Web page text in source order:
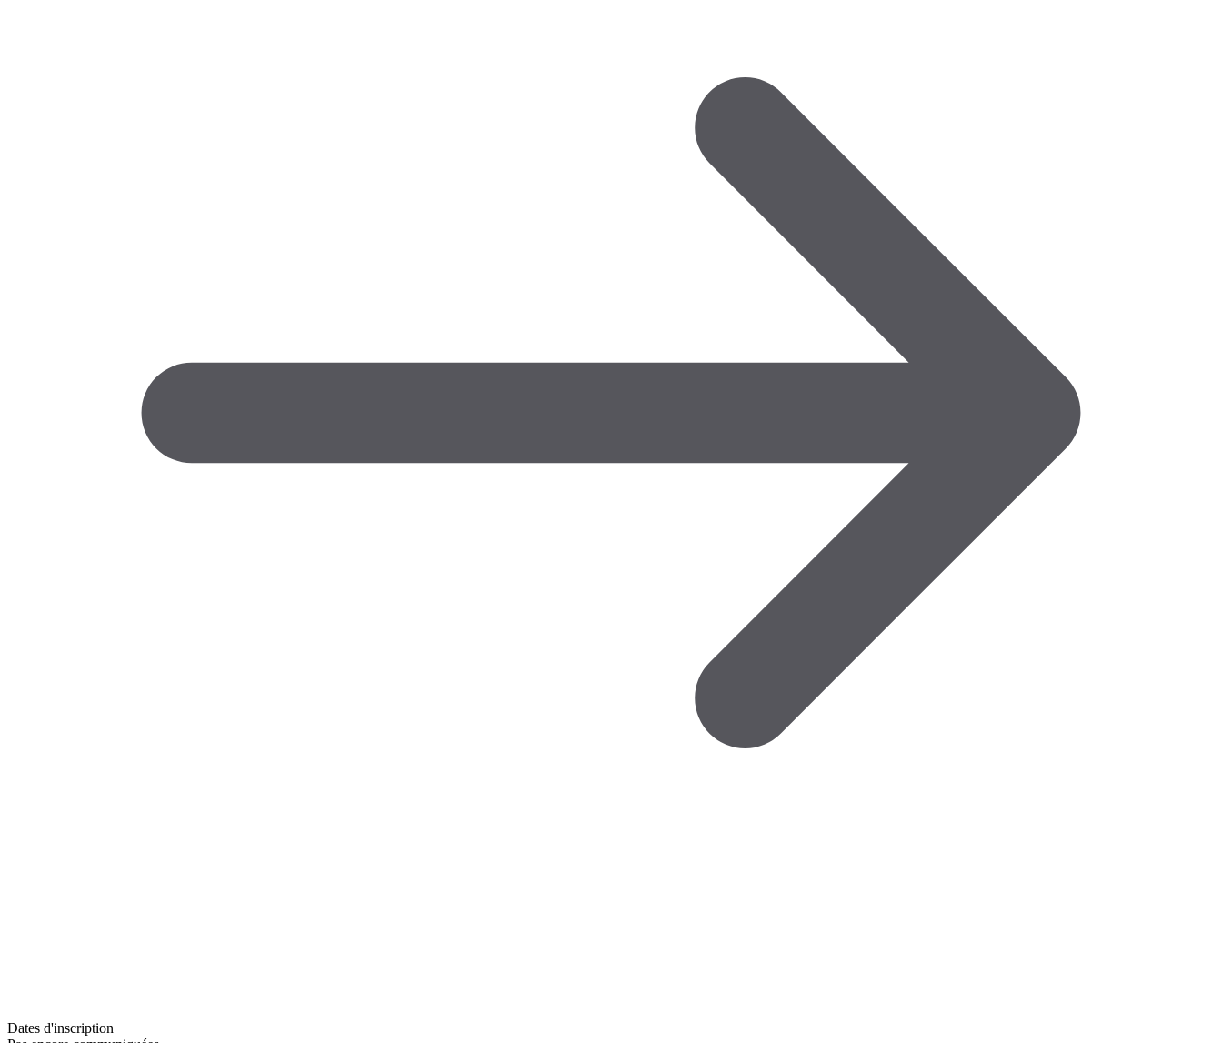
Dates d'inscription